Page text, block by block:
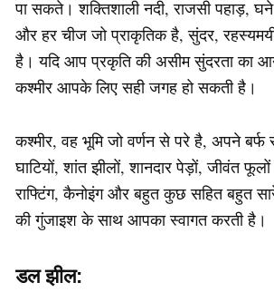
पा सकते। शक्तिशाली नदी, राजसी पहाड़,
और हर चीज जो प्राकृतिक है, सुंदर,
है। यदि आप प्रकृति की असीम सुंदरता का
कश्मीर आपके लिए सही जगह हो सकती है।
कश्मीर, वह भूमि जो वर्णन से परे है, अपने
घाटियों, शांत झीलों, शानदार पेड़ों, जीवंत
राफ्टिंग, कैनोइंग और बहुत कुछ सहित बहुत सारे
की गुंजाइश के साथ आपका स्वागत करती है।
डल झील: